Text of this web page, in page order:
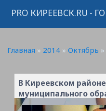
PRO КИРЕЕВСК.RU -
Главная » 2014 » Октябрь »
В Киреевском
муниципального